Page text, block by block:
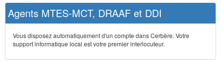
Agents MTES-MCT, DRAAF et DDI
Vous disposez automatiquement d'un compte dans Cerbère. Votre
support informatique local est votre premier interlocuteur.